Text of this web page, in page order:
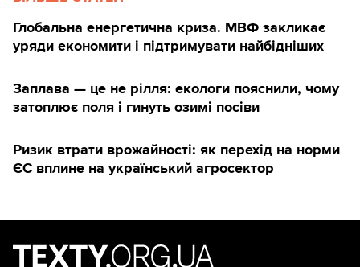
Глобальна енергетична криза. МВФ закликає
уряди економити і підтримувати найбідніших
Заплава — це не рілля: екологи пояснили, чому
затоплює поля і гинуть озимі посіви
Ризик втрати врожайності: як перехід на норми
ЄС вплине на український агросектор